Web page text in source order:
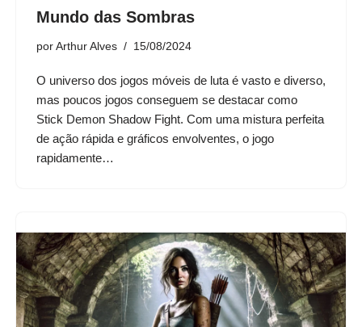
Mundo das Sombras
por Arthur Alves 15/08/2024
O universo dos jogos móveis de luta é vasto e diverso,
mas poucos jogos conseguem se destacar como
Stick Demon Shadow Fight. Com uma mistura perfeita
de ação rápida e gráficos envolventes, o jogo
rapidamente…